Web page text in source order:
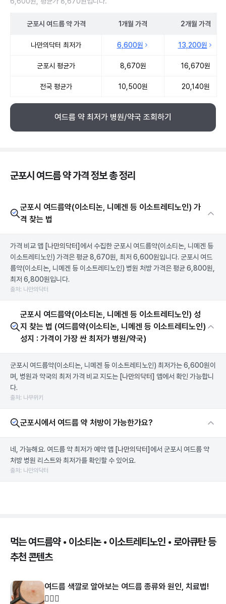
군포시 여드름 약가격 1개월 가격 2개월 가격
나만의닥터 최저가 6,600원 13,200원
군포시 평균가 8,670원 16,670원
전국 평균가 10,500원 20,140원
여드름 약 최저가 병원/약국 조회하기
군포시 여드름 약 가격 정보 총 정리
군포시 여드름약(이소티논, 니메겐 등 이소트레티노인) 가
격 찾는 법
가격 비교 앱 [나만의닥터] 에서 수집한 군포시 여드름약(이소티논, 니메겐 등
이소트레티노인) 가격은 평균 8,670원, 최저 6,600원입니다. 군포시 여드
름약(이소티논, 니메겐 등 이소트레티노인) 병원 처방 가격은 평균 6,800원,
최저 6,800원입니다.
출처: 나만의닥터
군포시 여드름약(이소티논, 니메겐 등 이소트레티노인) 성
지 찾는 법 (여드름약(이소티논, 니메겐 등 이소트레티노인)
성지 : 가격이 가장 싼 최저가 병원/약국)
군포시 여드름약(이소티논, 니메겐 등 이소트레티노인) 최저가는 6,600원이
며, 병원과 약국의 최저 가격 비교 지도는 [나만의닥터] 앱에서 확인 가능합니
다.
출처: 나무위키
군포시에서 여드름 약 처방이 가능한가요?
네, 가능해요. 여드름 약 최저가 예약 앱 [나만의닥터] 에서 군포시 여드름 약
처방 병원 리스트와 최저가를 확인할 수 있어요.
출처: 나만의닥터
먹는 여드름약 • 이소티논 • 이소트레티노인 • 로아큐탄 등
추천 콘텐츠
여드름 색깔로 알아보는 여드름 종류와 원인, 치료법!
👩🏻‍⚕️